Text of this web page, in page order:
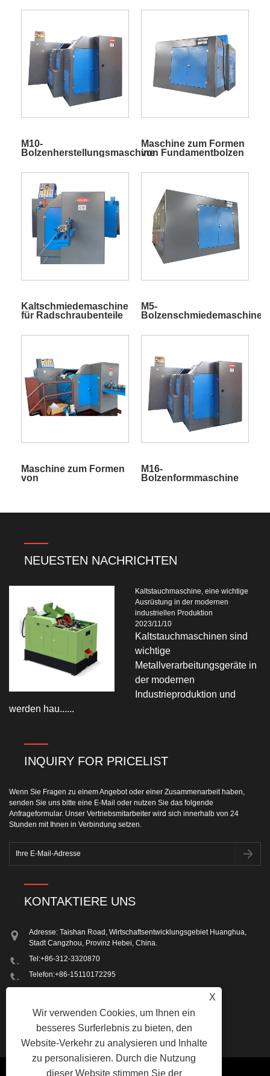
M10-
Bolzenherstellungsmaschine
Maschine zum Formen
von Fundamentbolzen
Kaltschmiedemaschine
für Radschraubenteile
M5-
Bolzenschmiedemaschine
Maschine zum Formen
von
M16-
Bolzenformmaschine
NEUESTEN NACHRICHTEN
Kaltstauchmaschine, eine wichtige
Ausrüstung in der modernen
industriellen Produktion
2023/11/10
Kaltstauchmaschinen sind
wichtige
Metallverarbeitungsgeräte in
der modernen
Industrieproduktion und
werden hau......
INQUIRY FOR PRICELIST
Wenn Sie Fragen zu einem Angebot oder einer Zusammenarbeit haben,
senden Sie uns bitte eine E-Mail oder nutzen Sie das folgende
Anfrageformular. Unser Vertriebsmitarbeiter wird sich innerhalb von 24
Stunden mit Ihnen in Verbindung setzen.
KONTAKTIERE UNS
Adresse: Taishan Road, Wirtschaftsentwicklungsgebiet Huanghua,
Stadt Cangzhou, Provinz Hebei, China.
Tel:+86-312-3320870
Telefon:+86-15110172295
X
Wir verwenden Cookies, um Ihnen ein
besseres Surferlebnis zu bieten, den
Website-Verkehr zu analysieren und Inhalte
zu personalisieren. Durch die Nutzung
dieser Website stimmen Sie der